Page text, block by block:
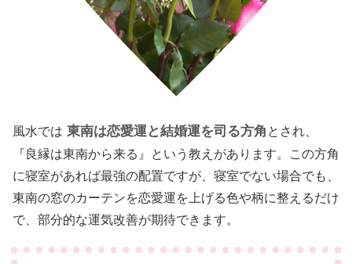
風水では 東南は恋愛運と結婚運を司る方角 とされ、
『良縁は東南から来る』という教えがあります。この方角
に寝室があれば最強の配置ですが、寝室でない場合でも、
東南の窓のカーテンを恋愛運を上げる色や柄に整えるだけ
で、部分的な運気改善が期待できます。